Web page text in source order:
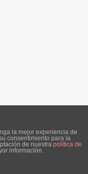
la mejor experiencia de
consentimiento para la
de nuestra política de
información.